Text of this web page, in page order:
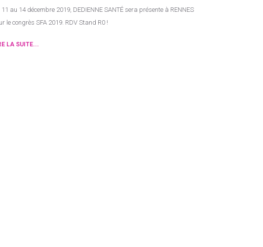
le congrès SFA 2019. RDV Stand R0 !
LA SUITE...